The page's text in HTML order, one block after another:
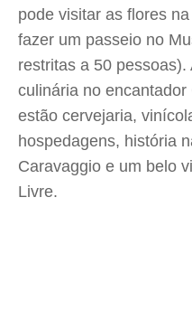
pode visitar as flores
fazer um passeio no
restritas a 50
culinária no
estão cervejaria,
hospedagens, história
Caravaggio e um belo
Livre.